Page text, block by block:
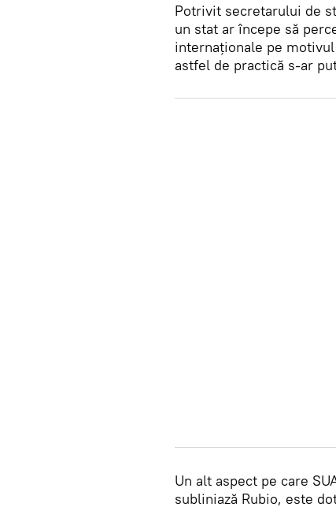
Potrivit secretarului de
un stat ar începe să
internaționale pe
astfel de practică s-ar
Un alt aspect pe care
subliniază Rubio, este